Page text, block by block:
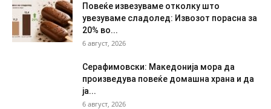
Повеќе извезуваме отколку што
увезуваме сладолед: Извозот порасна за
20% во...
6 август, 2026
Серафимовски: Македонија мора да
произведува повеќе домашна храна и да
ја...
6 август, 2026